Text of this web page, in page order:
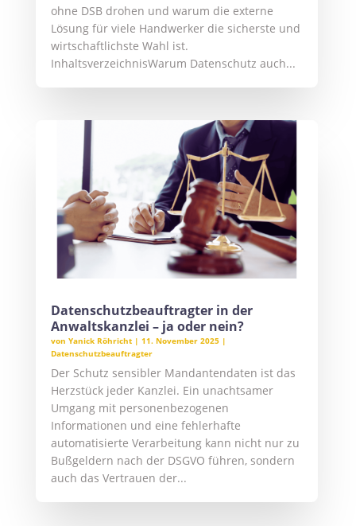
ohne DSB drohen und warum die externe
Lösung für viele Handwerker die sicherste und
wirtschaftlichste Wahl ist.
InhaltsverzeichnisWarum Datenschutz auch...
Datenschutzbeauftragter in der
Anwaltskanzlei – ja oder nein?
von Yanick Röhricht| 11. November 2025|
Datenschutzbeauftragter
Der Schutz sensibler Mandantendaten ist das
Herzstück jeder Kanzlei. Ein unachtsamer
Umgang mit personenbezogenen
Informationen und eine fehlerhafte
automatisierte Verarbeitung kann nicht nur zu
Bußgeldern nach der DSGVO führen, sondern
auch das Vertrauen der...